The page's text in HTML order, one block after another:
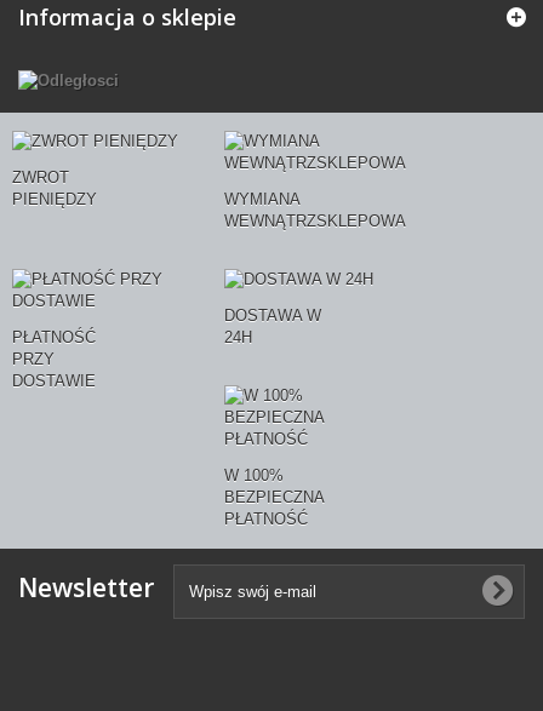
Informacja o sklepie
ZWROT
PIENIĘDZY
WYMIANA
WEWNĄTRZSKLEPOWA
PŁATNOŚĆ
PRZY
DOSTAWIE
DOSTAWA W
24H
W 100%
BEZPIECZNA
PŁATNOŚĆ
Newsletter